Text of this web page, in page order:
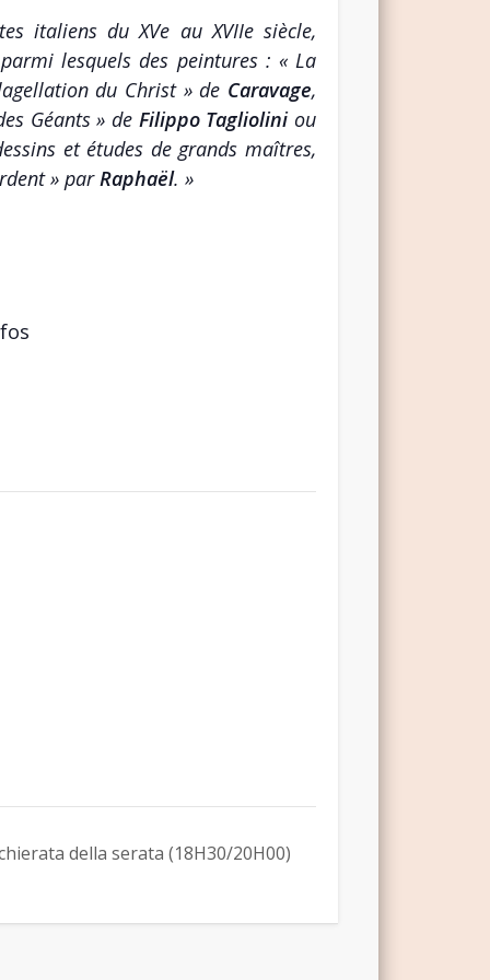
italiens du XVe au XVIIe siècle,
lesquels des peintures : « La
du Christ » de Caravage,
Géants » de Filippo Tagliolini ou
et études de grands maîtres,
» parRaphaël. »
della serata (18H30/20H00)